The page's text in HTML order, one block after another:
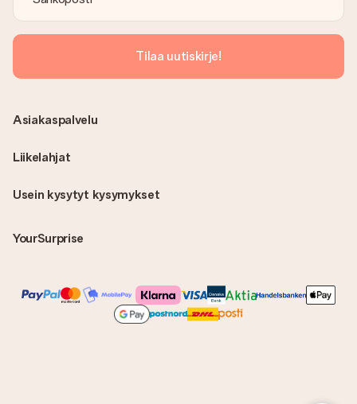
Tilaa uutiskirje!
Usein kysytyt kysymykset
YourSurprise
Asiakaspalvelu
Liikelahjat